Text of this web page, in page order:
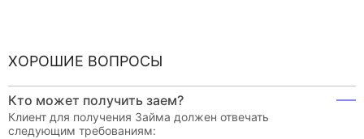
ХОРОШИЕ ВОПРОСЫ
Кто может получить заем?
Клиент для получения Займа должен отвечать
следующим требованиям: